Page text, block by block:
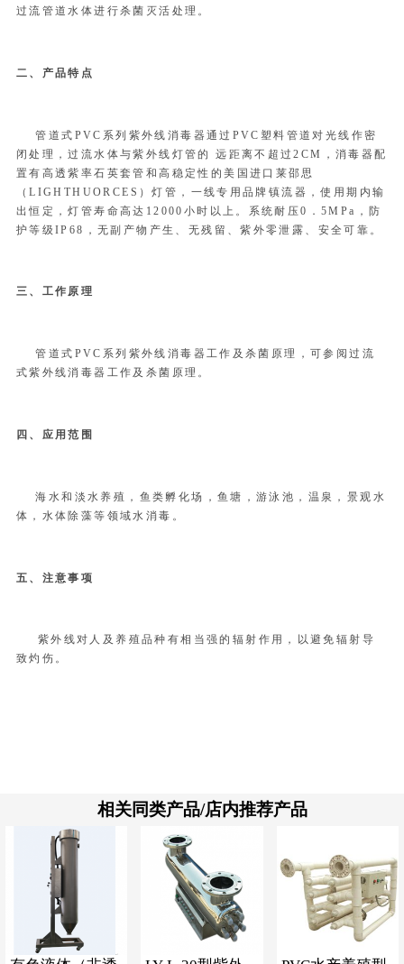
过流管道水体进行杀菌灭活处理。
二、产品特点
管道式 PVC 系列紫外线消毒器通过 PVC 塑料管道对光线作密
闭处理，过流水体与紫外线灯管的 远距离不超过2CM
，消毒器配
置有高透紫率石英套管和高稳定性的美国进口莱邵思
（LIGHTHUORCES ）灯管，一线专用品牌镇流器，使用期内输
出恒定，灯管寿命高达 12000 小时以上。系统耐压0 ．5MPa ，防
护等级IP68 ，无副产物产生、无残留、紫外零泄露、安全可靠。
三、工作原理
管道式 PVC 系列紫外线消毒器工作及杀菌原理，可参阅过流
式紫外线消毒器工作及杀菌原理。
四、应用范围
海水和淡水养殖，鱼类孵化场，鱼塘，游泳池，温泉，景观水
体，水体除藻等领域水消毒。
五、注意事项
紫外线对人及养殖品种有相当强的辐射作用，以避免辐射导
致灼伤。
相关同类产品/店内推荐产品